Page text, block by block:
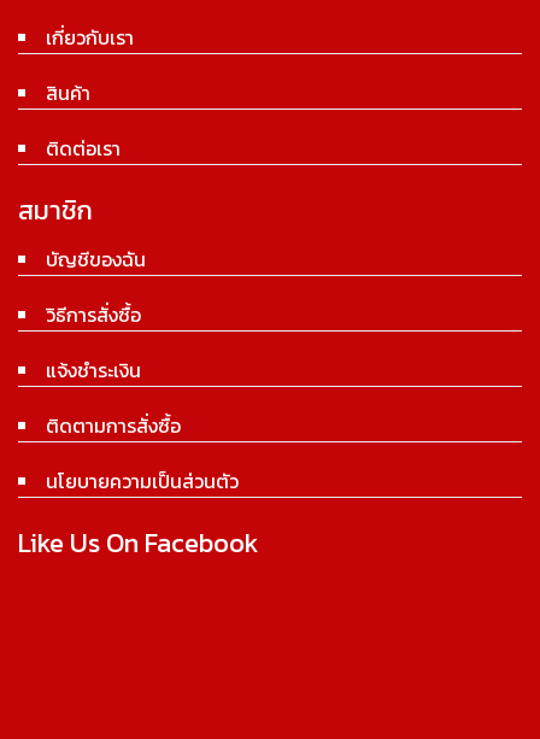
เกี่ยวกับเรา
สินค้า
ติดต่อเรา
สมาชิก
บัญชีของฉัน
วิธีการสั่งซื้อ
แจ้งชำระเงิน
ติดตามการสั่งซื้อ
นโยบายความเป็นส่วนตัว
Like Us On Facebook